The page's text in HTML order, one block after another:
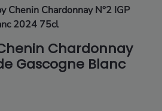
Chenin Chardonnay N°2 IGP
2024 75cl
Chardonnay
Gascogne Blanc